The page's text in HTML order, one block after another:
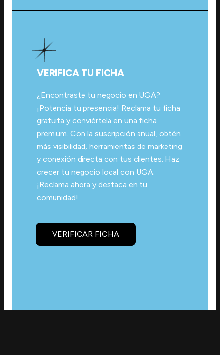
VERIFICA TU FICHA
¿Encontraste tu negocio en UGA?
¡Potencia tu presencia! Reclama tu ficha
gratuita y conviértela en una ficha
premium. Con la suscripción anual, obtén
más visibilidad, herramientas de marketing
y conexión directa con tus clientes. Haz
crecer tu negocio local con UGA.
¡Reclama ahora y destaca en tu
comunidad!
VERIFICAR FICHA